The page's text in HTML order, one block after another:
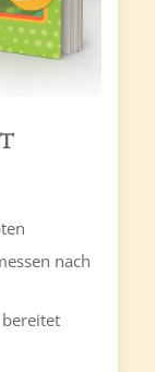
nach
bereitet